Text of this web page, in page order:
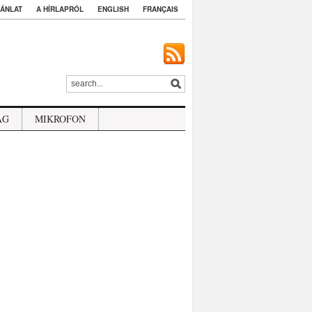
A HÍRLAPRÓL ENGLISH FRANÇAIS
MIKROFON